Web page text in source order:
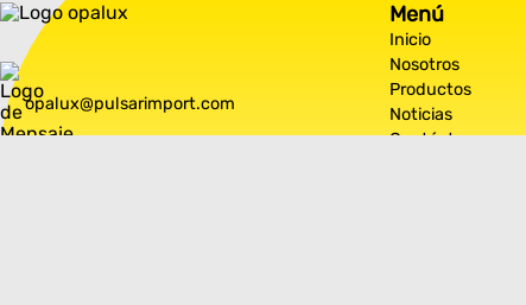
opalux@pulsarimport.com
Menú
Inicio
Nosotros
Productos
Noticias
Contáctanos